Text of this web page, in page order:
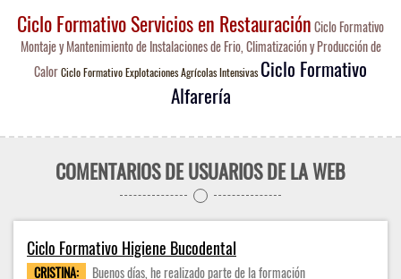
Ciclo Formativo Servicios en RestauraciónCiclo Formativo
Montaje y Mantenimiento de Instalaciones de Frio, Climatización y Producción de
CalorCiclo Formativo Explotaciones Agrícolas Intensivas Ciclo Formativo
Alfarería
COMENTARIOS DE USUARIOS DE LA WEB
Ciclo Formativo Higiene Bucodental
CRISTINA: Buenos días, he realizado parte de la formación